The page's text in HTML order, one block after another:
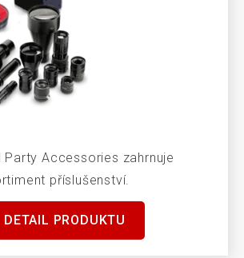
Accessories zahrnuje
příslušenství.
DETAIL PRODUKTU